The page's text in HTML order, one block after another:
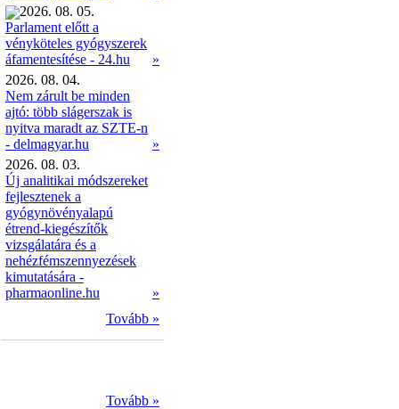
2026. 08. 05.
Parlament előtt a
vényköteles gyógyszerek
áfamentesítése - 24.hu
»
2026. 08. 04.
Nem zárult be minden
ajtó: több slágerszak is
nyitva maradt az SZTE-n
- delmagyar.hu
»
2026. 08. 03.
Új analitikai módszereket
fejlesztenek a
gyógynövényalapú
étrend-kiegészítők
vizsgálatára és a
nehézfémszennyezések
kimutatására -
pharmaonline.hu
»
Tovább »
Tovább »